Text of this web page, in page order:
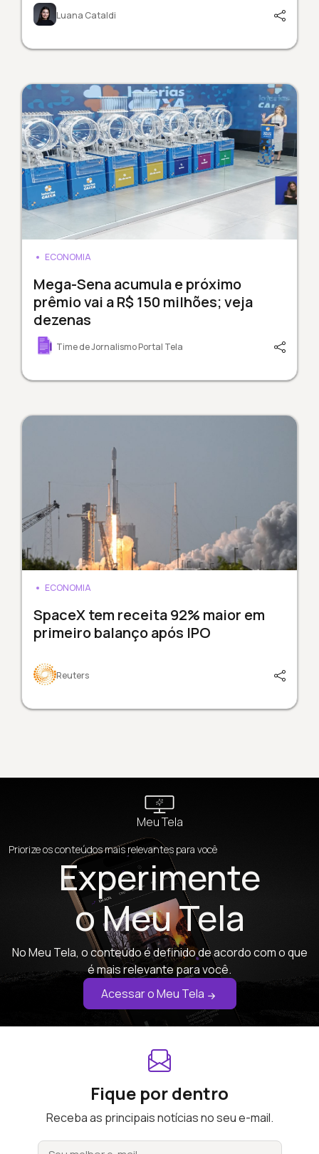
Luana Cataldi
ECONOMIA
Mega-Sena acumula e próximo
prêmio vai a R$ 150 milhões; veja
dezenas
Time de Jornalismo Portal Tela
ECONOMIA
SpaceX tem receita 92% maior em
primeiro balanço após IPO
Reuters
Meu Tela
Priorize os conteúdos mais relevantes para você
Experimente
o Meu Tela
No Meu Tela, o conteúdo é definido de acordo com o que
é mais relevante para você.
Acessar o Meu Tela
Fique por dentro
Receba as principais notícias no seu e-mail.